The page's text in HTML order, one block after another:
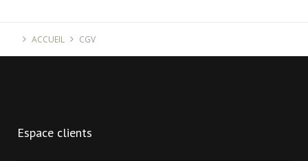
ACCUEIL CGV
Espace clients